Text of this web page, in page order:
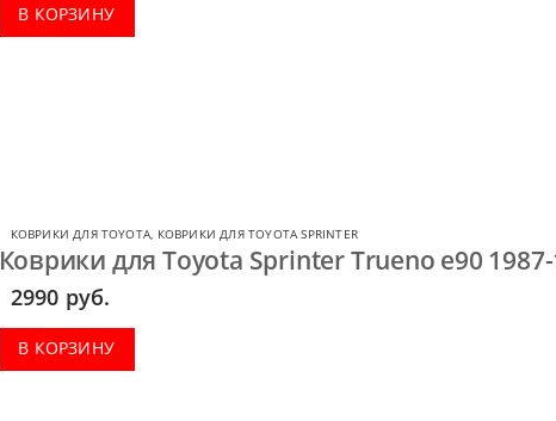
В КОРЗИНУ
КОВРИКИ ДЛЯ TOYOTA, КОВРИКИ ДЛЯ TOYOTA SPRINTER
Коврики для Toyota Sprinter Trueno e90 1987-
2990 руб.
В КОРЗИНУ